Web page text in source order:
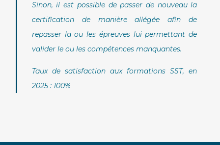
Sinon, il est possible de passer de nouveau la
certification de manière allégée afin de
repasser la ou les épreuves lui permettant de
valider le ou les compétences manquantes.
Taux de satisfaction aux formations SST, en
2025 : 100%